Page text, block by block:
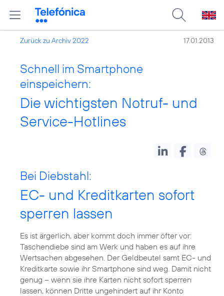
Zurück zu Archiv 2022 17.01.2013
Schnell im Smartphone
einspeichern:
Die wichtigsten Notruf- und
Service-Hotlines
Bei Diebstahl:
EC- und Kreditkarten sofort
sperren lassen
Es ist ärgerlich, aber kommt doch immer öfter vor:
Taschendiebe sind am Werk und haben es auf ihre
Wertsachen abgesehen. Der Geldbeutel samt EC- und
Kreditkarte sowie ihr Smartphone sind weg. Damit nicht
genug – wenn sie ihre Karten nicht sofort sperren
lassen, können Dritte ungehindert auf ihr Konto